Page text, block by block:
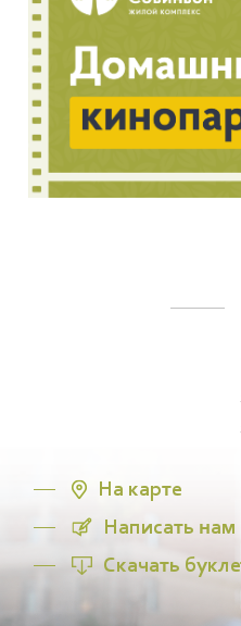
На карте
Написать нам
Скачать